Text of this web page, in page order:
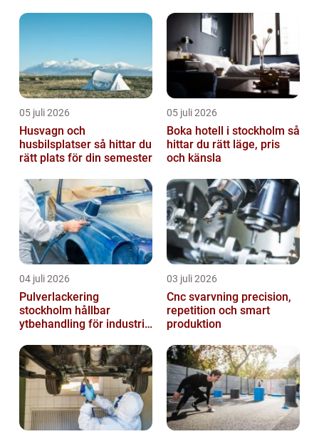
05 juli 2026
Husvagn och
husbilsplatser så hittar du
rätt plats för din semester
05 juli 2026
Boka hotell i stockholm så
hittar du rätt läge, pris
och känsla
04 juli 2026
Pulverlackering
stockholm hållbar
ytbehandling för industri
03 juli 2026
Cnc svarvning precision,
repetition och smart
produktion